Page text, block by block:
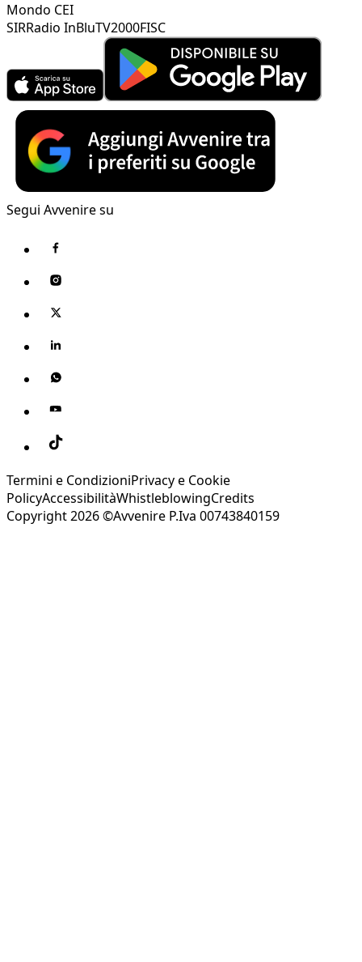
Mondo CEI
SIRRadio InBluTV2000FISC
Segui Avvenire su
Termini e CondizioniPrivacy e Cookie
PolicyAccessibilitàWhistleblowingCredits
Copyright 2026 ©Avvenire P.Iva 00743840159